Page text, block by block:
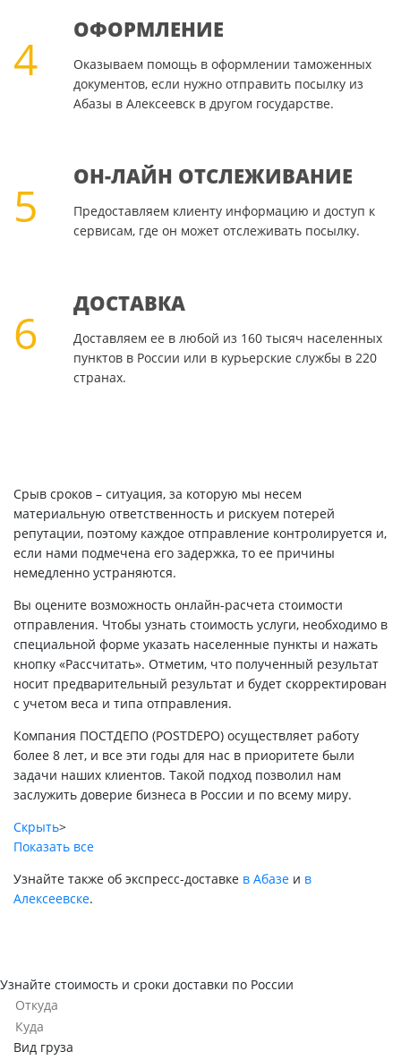
4
ОФОРМЛЕНИЕ
Оказываем помощь в оформлении таможенных
документов, если нужно отправить посылку из
Абазы в Алексеевск в другом государстве.
5
ОН-ЛАЙН ОТСЛЕЖИВАНИЕ
Предоставляем клиенту информацию и доступ к
сервисам, где он может отслеживать посылку.
6
ДОСТАВКА
Доставляем ее в любой из 160 тысяч населенных
пунктов в России или в курьерские службы в 220
странах.
Срыв сроков – ситуация, за которую мы несем
материальную ответственность и рискуем потерей
репутации, поэтому каждое отправление контролируется и,
если нами подмечена его задержка, то ее причины
немедленно устраняются.
Вы оцените возможность онлайн-расчета стоимости
отправления. Чтобы узнать стоимость услуги, необходимо в
специальной форме указать населенные пункты и нажать
кнопку «Рассчитать». Отметим, что полученный результат
носит предварительный результат и будет скорректирован
с учетом веса и типа отправления.
Компания ПОСТДЕПО (POSTDEPO) осуществляет работу
более 8 лет, и все эти годы для нас в приоритете были
задачи наших клиентов. Такой подход позволил нам
заслужить доверие бизнеса в России и по всему миру.
Скрыть>
Показать все
Узнайте также об экспресс-доставке в Абазе и в
Алексеевске.
Узнайте стоимость и сроки доставки по России
Вид груза